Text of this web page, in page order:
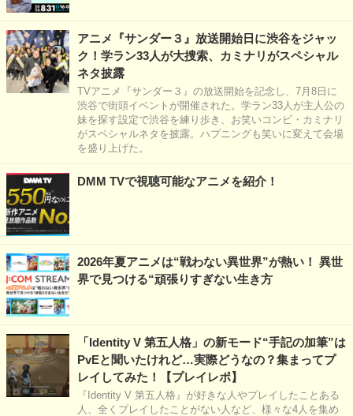
アニメ『サンダー３』放送開始日に渋谷をジャッ
ク！学ラン33人が大捜索、カミナリがスペシャル
ネタ披露
TVアニメ『サンダー３』の放送開始を記念し、7月8日に
渋谷で街頭イベントが開催された。学ラン33人が主人公の
妹を探す設定で渋谷を練り歩き、お笑いコンビ・カミナリ
がスペシャルネタを披露。ハプニングも笑いに変えて会場
を盛り上げた。
DMM TVで視聴可能なアニメを紹介！
2026年夏アニメは“戦わない異世界”が熱い！ 異世
界で見つける“頑張りすぎない生き方
「Identity V 第五人格」の新モード“手記の加筆”は
PvEと聞いたけれど…実際どうなの？集まってプ
レイしてみた！【プレイレポ】
『Identity V 第五人格』が好きな人やプレイしたことある
人、全くプレイしたことがない人など、様々な4人を集め